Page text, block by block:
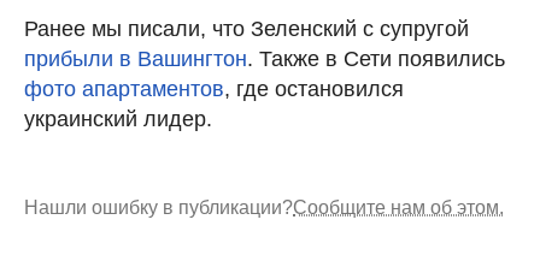
Ранее мы писали, что Зеленский с супругой
прибыли в Вашингтон. Также в Сети появились
фото апартаментов, где остановился
украинский лидер.
Нашли ошибку в публикации?Сообщите нам об этом.